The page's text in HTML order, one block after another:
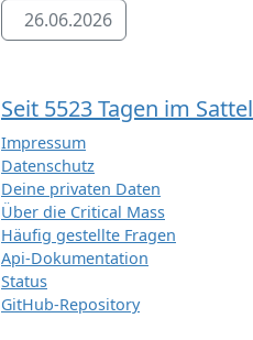
26.06.2026
Seit 5523 Tagen im Sattel
Impressum
Datenschutz
Deine privaten Daten
Über die Critical Mass
Häufig gestellte Fragen
Api-Dokumentation
Status
GitHub-Repository